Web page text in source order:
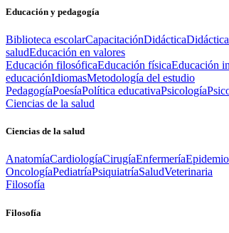
Educación y pedagogía
Biblioteca escolarCapacitaciónDidáctica
saludEducación en valores
Educación filosóficaEducación físicaEducación
educaciónIdiomasMetodología del estudio
PedagogíaPoesíaPolítica educativaPsicología
Ciencias de la salud
Ciencias de la salud
AnatomíaCardiologíaCirugíaEnfermería
OncologíaPediatríaPsiquiatríaSaludVeterinaria
Filosofía
Filosofía